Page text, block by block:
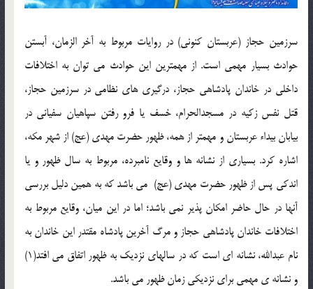
سرزمین حجاز (عربستان کنونی) در روایات مربوط به آخر الزمان، آبستن
حوادث بسیار مهمی است. از مهمترین این حوادث می توان به اختلافات
داخلی در خاندان پادشاهی حجاز، درگیری های نظامی در سرزمین حجاز،
قتل نفس زکیه در مسجدالحرام، خسف یا فرو رفتن سپاهیان سفیانی در
بیابان بیداء عربستان و مهمتر از همه، ظهور حضرت مهدی (عج) از شهر مکه،
اشاره کرد. بسیاری از نشانه ها و وقایع نامبرده، مربوط به سال ظهور و یا
اندکی پس از ظهور حضرت مهدی (عج) می باشد که به همین دلیل بررسی
آنها در حال حاضر امکان پذیر نمی باشد؛ اما در این میان، وقایع مربوط به
اختلافات خاندان پادشاهی حجاز و مرگ آخرین پادشاه مقتدر این خاندان به
نام عبدالله، نشانه ای است که در سالهای نزدیک به ظهور اتفاق می افتد(1)
و نشانه ي مهمي برای نزدیکی زمان ظهور می باشد.